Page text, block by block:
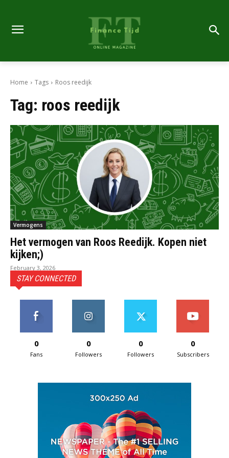
Home Tags Roos reedijk
Tag: roos reedijk
Vermogens
Het vermogen van Roos Reedijk. Kopen niet
kijken;)
February 3, 2026
STAY CONNECTED
0
Fans
0
Followers
0
Followers
0
Subscribers